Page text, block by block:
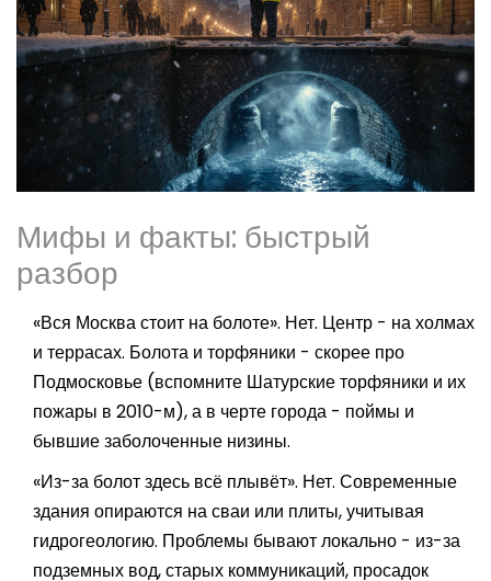
Мифы и факты: быстрый
разбор
«Вся Москва стоит на болоте». Нет. Центр - на холмах
и террасах. Болота и торфяники - скорее про
Подмосковье (вспомните Шатурские торфяники и их
пожары в 2010-м), а в черте города - поймы и
бывшие заболоченные низины.
«Из-за болот здесь всё плывёт». Нет. Современные
здания опираются на сваи или плиты, учитывая
гидрогеологию. Проблемы бывают локально - из-за
подземных вод, старых коммуникаций, просадок